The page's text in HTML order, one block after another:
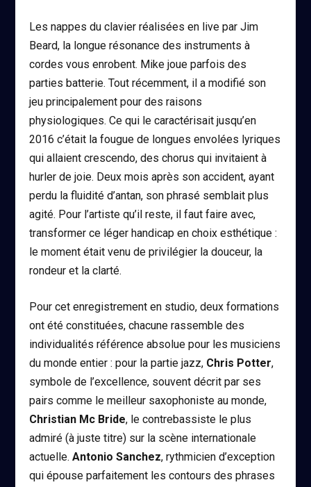
Les nappes du clavier réalisées en live par Jim
Beard, la longue résonance des instruments à
cordes vous enrobent. Mike joue parfois des
parties batterie. Tout récemment, il a modifié son
jeu principalement pour des raisons
physiologiques. Ce qui le caractérisait jusqu’en
2016 c’était la fougue de longues envolées lyriques
qui allaient crescendo, des chorus qui invitaient à
hurler de joie. Deux mois après son accident, ayant
perdu la fluidité d’antan, son phrasé semblait plus
agité. Pour l’artiste qu’il reste, il faut faire avec,
transformer ce léger handicap en choix esthétique :
le moment était venu de privilégier la douceur, la
rondeur et la clarté.
Pour cet enregistrement en studio, deux formations
ont été constituées, chacune rassemble des
individualités référence absolue pour les musiciens
du monde entier : pour la partie jazz, Chris Potter,
symbole de l’excellence, souvent décrit par ses
pairs comme le meilleur saxophoniste au monde,
Christian Mc Bride, le contrebassiste le plus
admiré (à juste titre) sur la scène internationale
actuelle.Antonio Sanchez, rythmicien d’exception
qui épouse parfaitement les contours des phrases